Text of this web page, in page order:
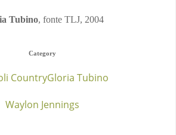
Tubino, fonte TLJ, 2004
Category
CountryGloria Tubino
Waylon Jennings